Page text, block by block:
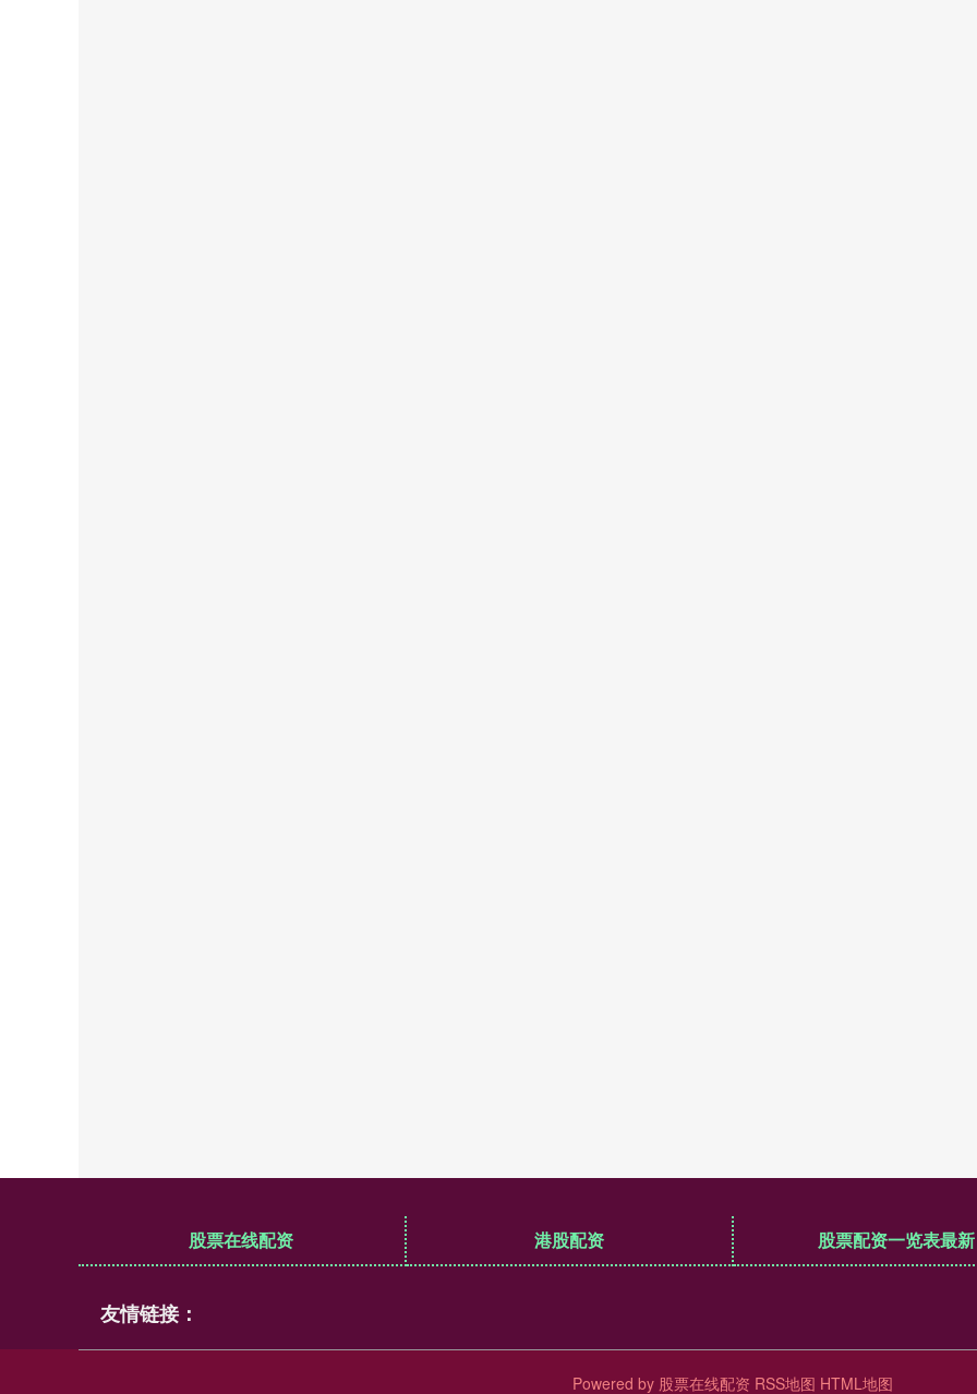
股票在线配资 港股配资 股票配资一览表最新
友情链接：
Powered by 股票在线配资 RSS地图 HTML地图